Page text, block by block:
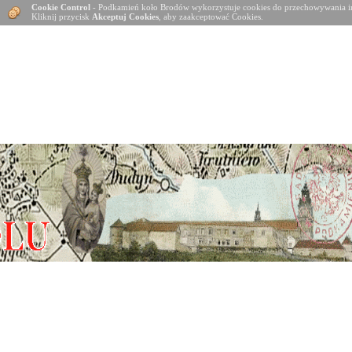
Cookie Control - Podkamień koło Brodów wykorzystuje cookies do
Kliknij przycisk Akceptuj Cookies , aby zaakceptować Cookies.